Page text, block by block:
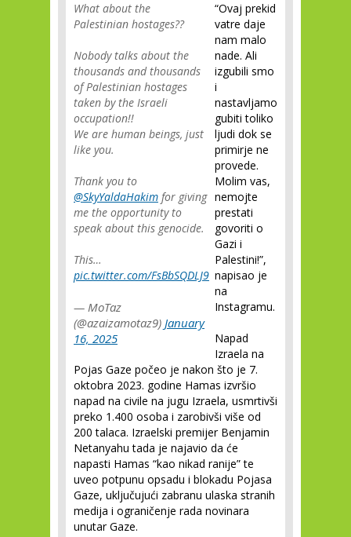
What about the
Palestinian hostages??
Nobody talks about the
thousands and thousands
of Palestinian hostages
taken by the Israeli
occupation!!
We are human beings, just
like you.
Thank you to
@SkyYaldaHakim for giving
me the opportunity to
speak about this genocide.
This…
pic.twitter.com/FsBbSQDLJ9
— MoTaz
(@azaizamotaz9) January
16, 2025
“Ovaj prekid
vatre daje
nam malo
nade. Ali
izgubili smo
i
nastavljamo
gubiti toliko
ljudi dok se
primirje ne
provede.
Molim vas,
nemojte
prestati
govoriti o
Gazi i
Palestini!”,
napisao je
na
Instagramu.
Napad
Izraela na
Pojas Gaze počeo je nakon što je 7.
oktobra 2023. godine Hamas izvršio
napad na civile na jugu Izraela, usmrtivši
preko 1.400 osoba i zarobivši više od
200 talaca. Izraelski premijer Benjamin
Netanyahu tada je najavio da će
napasti Hamas “kao nikad ranije” te
uveo potpunu opsadu i blokadu Pojasa
Gaze, uključujući zabranu ulaska stranih
medija i ograničenje rada novinara
unutar Gaze.